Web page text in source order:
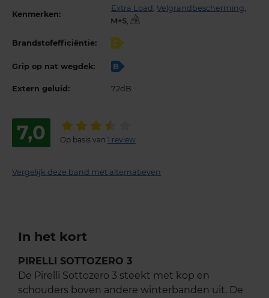
Kenmerken:
Extra Load , Velgrandbescherming,
,
Brandstofefficiëntie: C
Grip op nat wegdek: B
Extern geluid: 72dB
7,0 Op basis van 1 review
Vergelijk deze band met alternatieven
In het kort
PIRELLI SOTTOZERO 3
De Pirelli Sottozero 3 steekt met kop en
schouders boven andere winterbanden uit. De